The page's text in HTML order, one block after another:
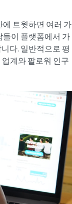
트윗하면 여러 가
들이 플랫폼에서 가
다. 일반적으로 평
계와 팔로워 인구